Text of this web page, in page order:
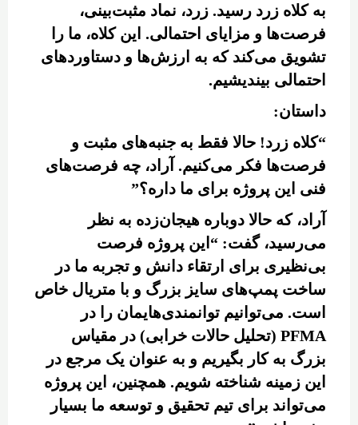
به کلاه زرد رسید. زرد، نماد مثبت‌بینی،
فرصت‌ها و مزایای احتمالی. این کلاه، ما را
تشویق می‌کند که به ارزش‌ها و دستاوردهای
احتمالی بیندیشیم.
داستان:
“کلاه زرد! حالا فقط به جنبه‌های مثبت و
فرصت‌ها فکر می‌کنیم. آراد، چه فرصت‌های
فنی این پروژه برای ما داره؟”
آراد، که حالا دوباره هیجان‌زده به نظر
می‌رسید، گفت: “این پروژه فرصت
بی‌نظیری برای ارتقاء دانش و تجربه ما در
ساخت پمپ‌های سایز بزرگ و با متریال خاص
است. می‌توانیم توانمندی‌هایمان را در
PFMA (تحلیل حالات خرابی) در مقیاس
بزرگ به کار بگیریم و به عنوان یک مرجع در
این زمینه شناخته شویم. همچنین، این پروژه
می‌تواند برای تیم تحقیق و توسعه ما بسیار